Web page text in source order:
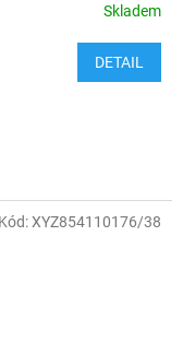
Skladem
DETAIL
Kód:XYZ854110176/38